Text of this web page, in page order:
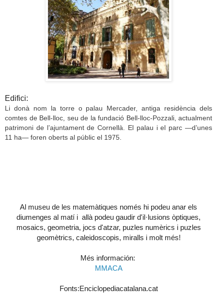
Edifici:
Li donà nom la torre o palau Mercader , antiga residència dels
comtes de Bell-lloc, seu de la fundació Bell-lloc-Pozzali, actualment
patrimoni de l’ajuntament de Cornellà. El palau i el parc —d’unes
11 ha— foren oberts al públic el 1975.
Al museu de les matemàtiques només hi podeu anar els
diumenges al matí i allà podeu gaudir d'il·lusions òptiques,
mosaics, geometria, jocs d'atzar, puzles numèrics i puzles
geomètrics, caleidoscopis, miralls i molt més!
Més información:
MMACA
Fonts:Enciclopediacatalana.cat